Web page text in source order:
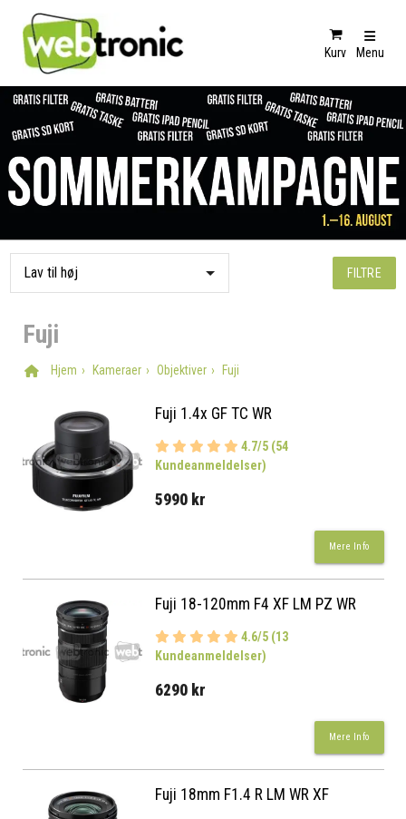
Kurv Menu
FILTRE
Fuji
Hjem Kameraer Objektiver Fuji
Fuji 1.4x GF TC WR
4.7/5 (54
Kundeanmeldelser)
5990 kr
Mere Info
Fuji 18-120mm F4 XF LM PZ WR
4.6/5 (13
Kundeanmeldelser)
6290 kr
Mere Info
Fuji 18mm F1.4 R LM WR XF